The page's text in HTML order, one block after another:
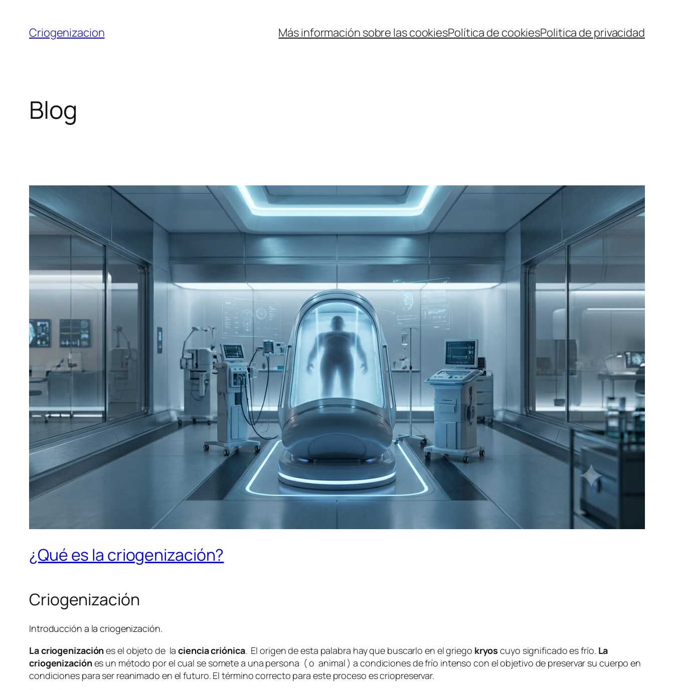
contenido
Criogenizacion Más información sobre las cookiesPolítica de cookiesPolitica de privacidad
Blog
¿Qué es la criogenización?
Criogenización
Introducción a la criogenización.
La criogenizaciónes el objeto de laciencia criónica. El origen de esta palabra hay que buscarlo en el griego kryos cuyo significado es frío. La
criogenizaciónes un método por el cual se somete a una persona ( o animal ) a condiciones de frío intenso con el objetivo de preservar su cuerpo en
condiciones para ser reanimado en el futuro. El término correcto para este proceso es criopreservar.